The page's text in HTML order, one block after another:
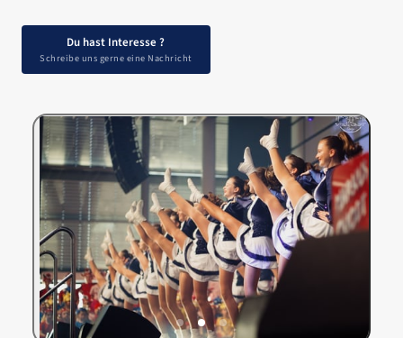
Du hast Interesse ?
Schreibe uns gerne eine Nachricht
Slide 2 of 3